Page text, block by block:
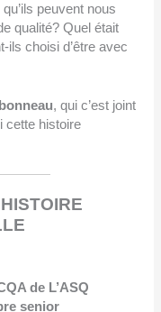
peuvent nous
qualité? Quel était
ils choisi d’être avec
, qui c’est joint
cette histoire
de L’ASQ
senior